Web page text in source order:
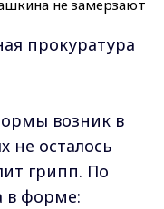
прокуратура
возник в
не осталось
грипп. По
в форме: